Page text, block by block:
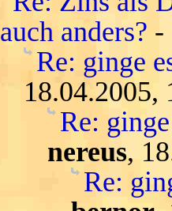
auch anders? -
Re: ginge
18.04.2005,
Re:
nereus,
Re: